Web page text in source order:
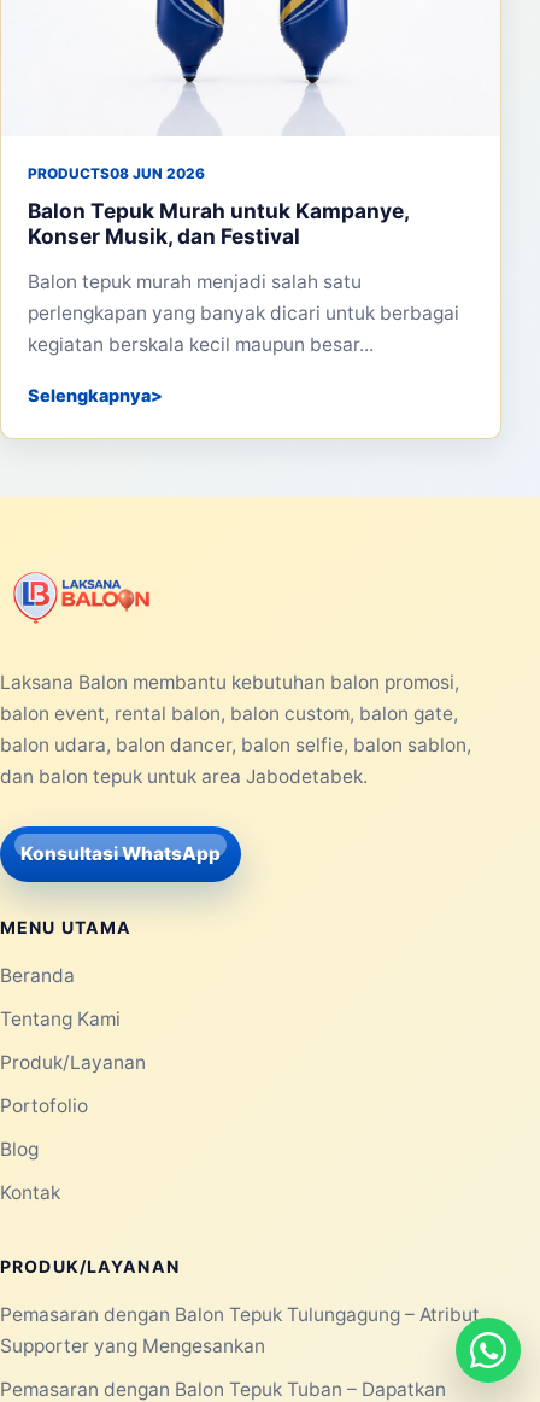
PRODUCTS08 JUN 2026
Balon Tepuk Murah untuk Kampanye,
Konser Musik, dan Festival
Balon tepuk murah menjadi salah satu
perlengkapan yang banyak dicari untuk berbagai
kegiatan berskala kecil maupun besar...
Selengkapnya
Laksana Balon membantu kebutuhan balon promosi,
balon event, rental balon, balon custom, balon gate,
balon udara, balon dancer, balon selfie, balon sablon,
dan balon tepuk untuk area Jabodetabek.
Konsultasi WhatsApp
MENU UTAMA
Beranda
Tentang Kami
Produk/Layanan
Portofolio
Blog
Kontak
PRODUK/LAYANAN
Pemasaran dengan Balon Tepuk Tulungagung – Atribut
Supporter yang Mengesankan
Pemasaran dengan Balon Tepuk Tuban – Dapatkan